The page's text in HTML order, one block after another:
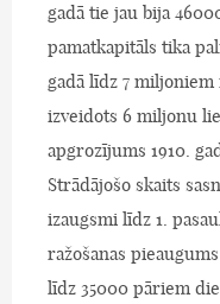
gadā tie jau bija
pamatkapitāls tika
gadā līdz 7
izveidots 6 miljonu
apgrozījums 1910.
Strādājošo skaits
izaugsmi līdz 1.
ražošanas
līdz 35000 pāriem